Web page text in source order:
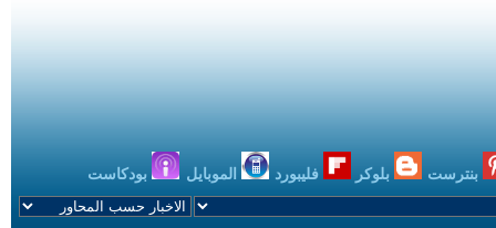
بنترست بلوكر فليبورد الموبايل بودكاست